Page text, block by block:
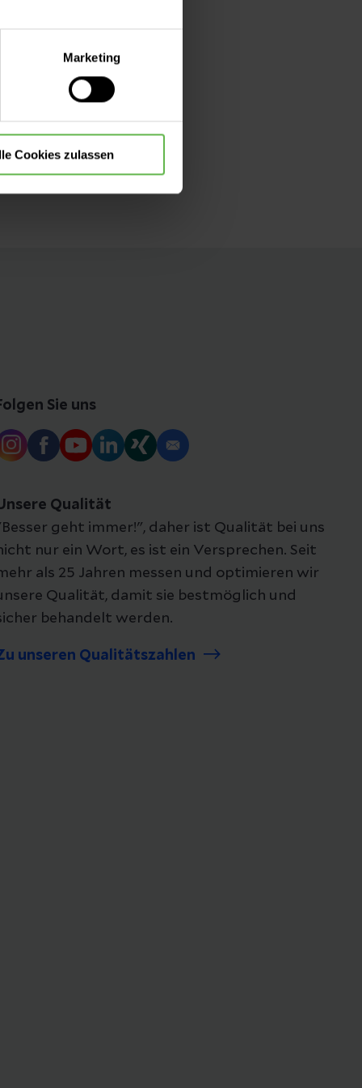
Auswahl hinsichtlich der
Verwendung aller Cookies
Marketing
Cookies zulassen
Sie uns
Qualität
geht immer!", daher ist Qualität bei uns
nur ein Wort, es ist ein Versprechen. Seit
als 25 Jahren messen und optimieren wir
Qualität, damit sie bestmöglich und
behandelt werden.
unseren Qualitätszahlen